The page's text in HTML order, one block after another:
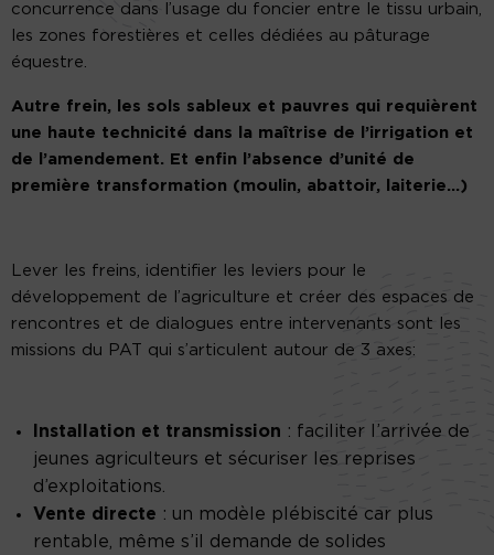
concurrence dans l’usage du foncier entre le tissu urbain,
les zones forestières et celles dédiées au pâturage
équestre.
Autre frein, les sols sableux et pauvres qui requièrent
une haute technicité dans la maîtrise de l’irrigation et
de l’amendement. Et enfin l’absence d’unité de
première transformation (moulin, abattoir, laiterie…)
Lever les freins, identifier les leviers pour le
développement de l’agriculture et créer des espaces de
rencontres et de dialogues entre intervenants sont les
missions du PAT qui s’articulent autour de 3 axes:
Installation et transmission : faciliter l’arrivée de
jeunes agriculteurs et sécuriser les reprises
d’exploitations.
Vente directe : un modèle plébiscité car plus
rentable, même s’il demande de solides